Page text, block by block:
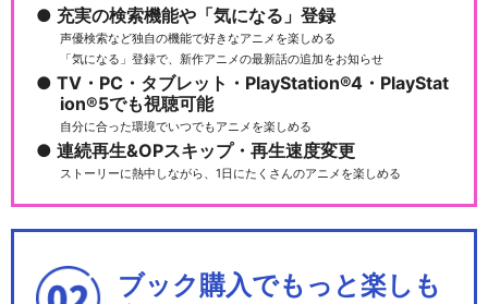
舞台『弱虫ペダル』箱根学園
篇～野獣覚醒～
舞台『弱虫ペダル』インター
ハイ篇 The WI…
充実の検索機能や「気になる」登録
声優検索など独自の機能で好きなアニメを楽しめる
「気になる」登録で、新作アニメの最新話の追加をお知らせ
TV・PC・タブレット・PlayStation®4・PlayStat
ion®5でも視聴可能
自分に合った環境でいつでもアニメを楽しめる
連続再生&OPスキップ・再生速度変更
ストーリーに熱中しながら、1日にたくさんのアニメを楽しめる
ブック購入でもっと楽しも